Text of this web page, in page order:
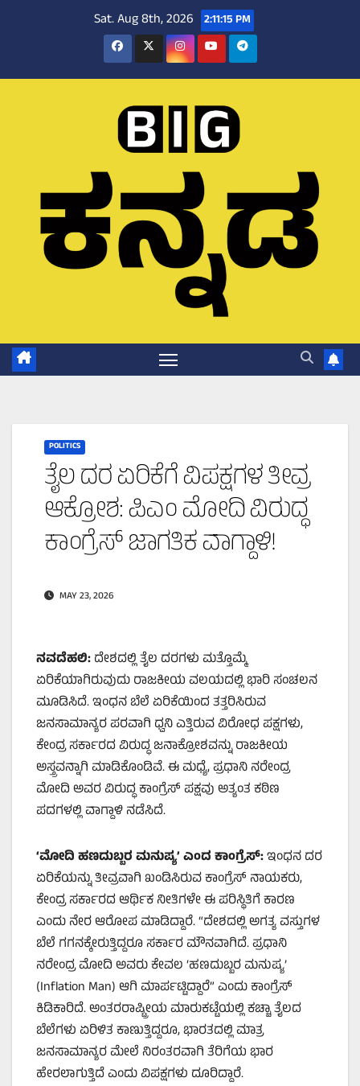
Sat. Aug 8th, 2026 2:11:16 PM
POLITICS
ತೈಲ ದರ ಏರಿಕೆಗೆ ವಿಪಕ್ಷಗಳ ತೀವ್ರ
ಆಕ್ರೋಶ: ಪಿಎಂ ಮೋದಿ ವಿರುದ್ಧ
ಕಾಂಗ್ರೆಸ್ ಜಾಗತಿಕ ವಾಗ್ದಾಳಿ!
MAY 23, 2026
ನವದೆಹಲಿ:ದೇಶದಲ್ಲಿ ತೈಲ ದರಗಳು ಮತ್ತೊಮ್ಮೆ
ಏರಿಕೆಯಾಗಿರುವುದು ರಾಜಕೀಯ ವಲಯದಲ್ಲಿ ಭಾರಿ ಸಂಚಲನ
ಮೂಡಿಸಿದೆ. ಇಂಧನ ಬೆಲೆ ಏರಿಕೆಯಿಂದ ತತ್ತರಿಸಿರುವ
ಜನಸಾಮಾನ್ಯರ ಪರವಾಗಿ ಧ್ವನಿ ಎತ್ತಿರುವ ವಿರೋಧ ಪಕ್ಷಗಳು,
ಕೇಂದ್ರ ಸರ್ಕಾರದ ವಿರುದ್ಧ ಜನಾಕ್ರೋಶವನ್ನು ರಾಜಕೀಯ
ಅಸ್ತ್ರವನ್ನಾಗಿ ಮಾಡಿಕೊಂಡಿವೆ. ಈ ಮಧ್ಯೆ, ಪ್ರಧಾನಿ ನರೇಂದ್ರ
ಮೋದಿ ಅವರ ವಿರುದ್ಧ ಕಾಂಗ್ರೆಸ್ ಪಕ್ಷವು ಅತ್ಯಂತ ಕಠಿಣ
ಪದಗಳಲ್ಲಿ ವಾಗ್ದಾಳಿ ನಡೆಸಿದೆ.
‘ಮೋದಿ ಹಣದುಬ್ಬರ ಮನುಷ್ಯ’ಎಂದ ಕಾಂಗ್ರೆಸ್:ಇಂಧನ ದರ
ಏರಿಕೆಯನ್ನು ತೀವ್ರವಾಗಿ ಖಂಡಿಸಿರುವ ಕಾಂಗ್ರೆಸ್ ನಾಯಕರು,
ಕೇಂದ್ರ ಸರ್ಕಾರದ ಆರ್ಥಿಕ ನೀತಿಗಳೇ ಈ ಪರಿಸ್ಥಿತಿಗೆ ಕಾರಣ
ಎಂದು ನೇರ ಆರೋಪ ಮಾಡಿದ್ದಾರೆ. “ದೇಶದಲ್ಲಿ ಅಗತ್ಯ ವಸ್ತುಗಳ
ಬೆಲೆ ಗಗನಕ್ಕೇರುತ್ತಿದ್ದರೂ ಸರ್ಕಾರ ಮೌನವಾಗಿದೆ. ಪ್ರಧಾನಿ
ನರೇಂದ್ರ ಮೋದಿ ಅವರು ಕೇವಲ ‘ಹಣದುಬ್ಬರ ಮನುಷ್ಯ’
(Inflation Man) ಆಗಿ ಮಾರ್ಪಟ್ಟಿದ್ದಾರೆ” ಎಂದು ಕಾಂಗ್ರೆಸ್
ಕಿಡಿಕಾರಿದೆ. ಅಂತರರಾಷ್ಟ್ರೀಯ ಮಾರುಕಟ್ಟೆಯಲ್ಲಿ ಕಚ್ಚಾ ತೈಲದ
ಬೆಲೆಗಳು ಏರಿಳಿತ ಕಾಣುತ್ತಿದ್ದರೂ, ಭಾರತದಲ್ಲಿ ಮಾತ್ರ
ಜನಸಾಮಾನ್ಯರ ಮೇಲೆ ನಿರಂತರವಾಗಿ ತೆರಿಗೆಯ ಭಾರ
ಹೇರಲಾಗುತ್ತಿದೆ ಎಂದು ವಿಪಕ್ಷಗಳು ದೂರಿದ್ದಾರೆ.